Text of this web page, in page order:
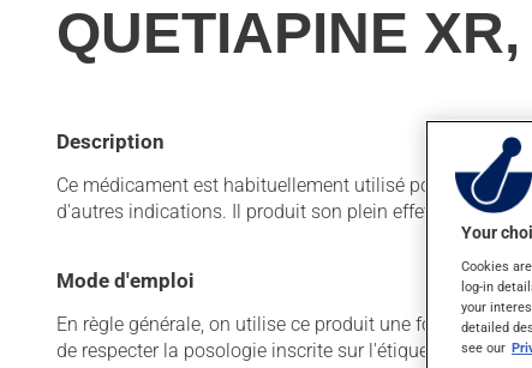
QUETIAPINE
Description
Ce médicament est habituellement utilisé pour
d'autres indications. Il produit son plein effet après
Mode d'emploi
En règle générale, on utilise ce produit une fois par
de respecter la posologie inscrite sur l'étiquette. N'en
Your
Cookies
log-in
your
detailed
see our